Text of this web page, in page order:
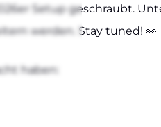
Set­up geschraubt.
wer­den. Stay tun­ed! 👀
haben: